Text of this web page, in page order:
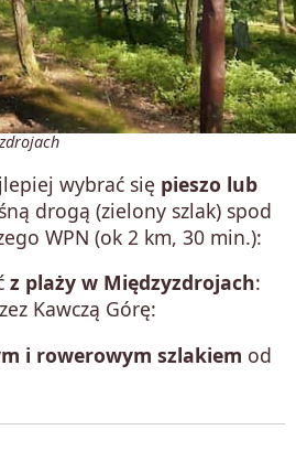
wybrać się pieszo lub
drogą (zielony szlak) spod
WPN (ok 2 km, 30 min.):
z plaży w Międzyzdrojach:
Kawczą Górę:
i rowerowym szlakiem od